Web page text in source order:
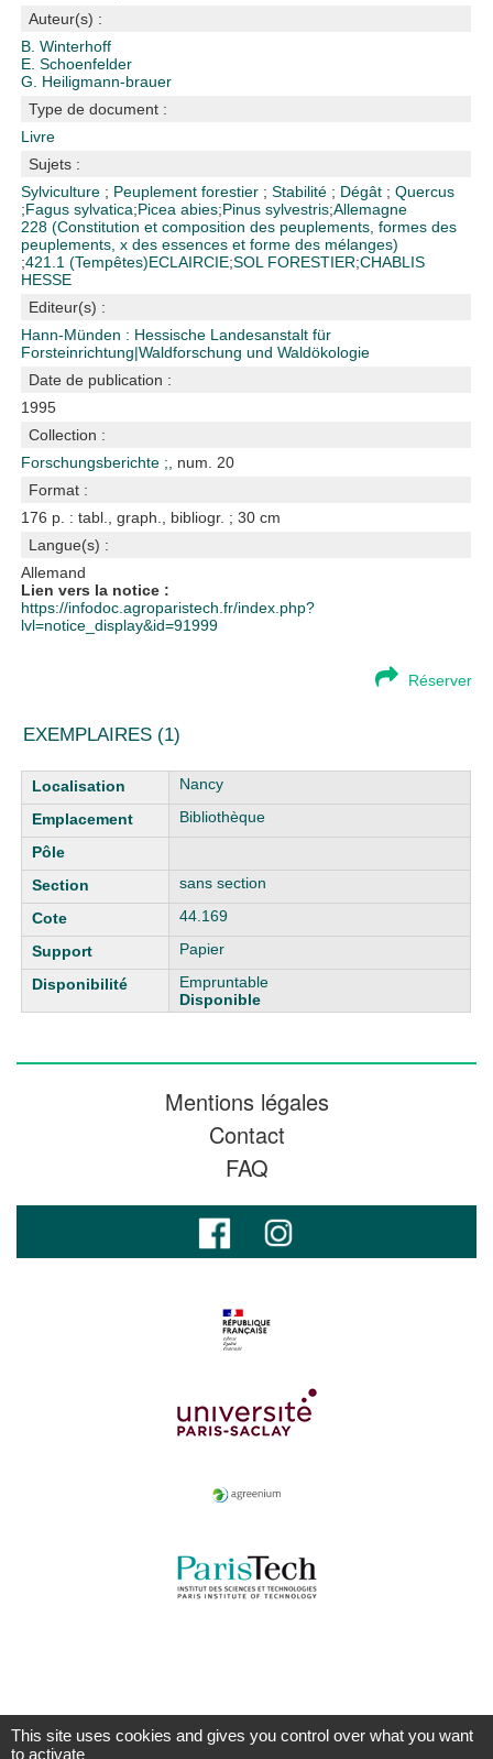
Auteur(s) :
B. Winterhoff
E. Schoenfelder
G. Heiligmann-brauer
Type de document :
Livre
Sujets :
Sylviculture ; Peuplement forestier ;Stabilité ; Dégât ;Quercus
;Fagus sylvatica;Picea abies;Pinus sylvestris;Allemagne
228 (Constitution et composition des peuplements, formes des
peuplements, x des essences et forme des mélanges)
;421.1 (Tempêtes)ECLAIRCIE;SOL FORESTIER;CHABLIS
HESSE
Editeur(s) :
Hann-Münden : Hessische Landesanstalt für
Forsteinrichtung|Waldforschung und Waldökologie
Date de publication :
1995
Collection :
Forschungsberichte ; , num. 20
Format :
176 p. : tabl., graph., bibliogr. ; 30 cm
Langue(s) :
Allemand
Lien vers la notice :
https://infodoc.agroparistech.fr/index.php?
lvl=notice_display&id=91999
Réserver
EXEMPLAIRES (1)
Liste des exemplaires
Nancy
Bibliothèque
sans section
44.169
Papier
Empruntable
Disponible
Mentions légales
Contact
FAQ
This site uses cookies and gives you control over what you want
to activate